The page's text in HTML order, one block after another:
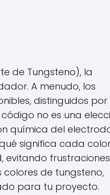
de Tungsteno), la
A menudo, los
distinguidos por
no es una
química del
significa cada
evitando
colores de tungsteno,
para tu proyecto.